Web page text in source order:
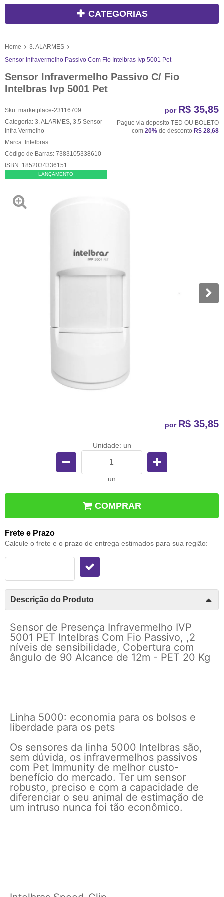
CATEGORIAS
Home
3. ALARMES
Sensor Infravermelho Passivo Com Fio Intelbras Ivp 5001 Pet
Sensor Infravermelho Passivo C/ Fio
Intelbras Ivp 5001 Pet
Sku: marketplace-23116709
Categoria: 3. ALARMES 3.5 Sensor
Infra Vermelho
Marca: Intelbras
Código de Barras: 7383105338610
ISBN: 1852034336151
LANÇAMENTO
por R$ 35,85
Pague via deposito TED OU BOLETO
com 20% de desconto R$ 28,68
por R$ 35,85
Unidade: un
un
COMPRAR
Frete e Prazo
Calcule o frete e o prazo de entrega estimados para sua região:
Descrição do Produto
Sensor de Presença Infravermelho IVP
5001 PET Intelbras Com Fio Passivo, ,2
níveis de sensibilidade, Cobertura com
ângulo de 90 Alcance de 12m - PET 20 Kg
Linha 5000: economia para os bolsos e
liberdade para os pets
Os sensores da linha 5000 Intelbras são,
sem dúvida, os infravermelhos passivos
com Pet Immunity de melhor custo-
benefício do mercado. Ter um sensor
robusto, preciso e com a capacidade de
diferenciar o seu animal de estimação de
um intruso nunca foi tão econômico.